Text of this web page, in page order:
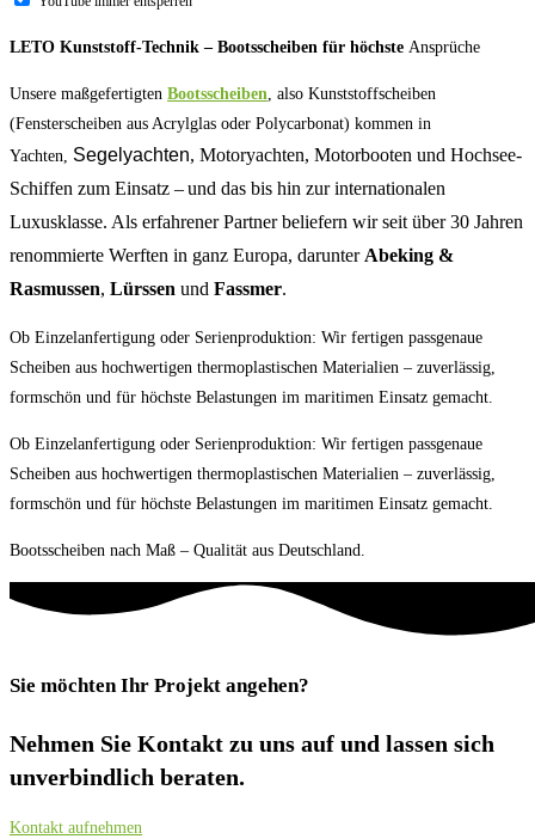
LETO Kunststoff-Technik – Bootsscheiben für höchste Ansprüche
Unsere maßgefertigten Bootsscheiben , also Kunststoffscheiben
(Fensterscheiben aus Acrylglas oder Polycarbonat) kommen in
Yachten, Segelyachten, Motoryachten, Motorbooten und Hochsee-
Schiffen zum Einsatz – und das bis hin zur internationalen
Luxusklasse. Als erfahrener Partner beliefern wir seit über 30 Jahren
renommierte Werften in ganz Europa, darunter Abeking &
Rasmussen, Lürssen und Fassmer.
Ob Einzelanfertigung oder Serienproduktion: Wir fertigen passgenaue
Scheiben aus hochwertigen thermoplastischen Materialien – zuverlässig,
formschön und für höchste Belastungen im maritimen Einsatz gemacht.
Ob Einzelanfertigung oder Serienproduktion: Wir fertigen passgenaue
Scheiben aus hochwertigen thermoplastischen Materialien – zuverlässig,
formschön und für höchste Belastungen im maritimen Einsatz gemacht.
Bootsscheiben nach Maß – Qualität aus Deutschland.
Sie möchten Ihr Projekt angehen?
Nehmen Sie Kontakt zu uns auf und lassen sich
unverbindlich beraten.
Kontakt aufnehmen